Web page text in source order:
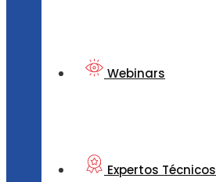
Webinars
Expertos Técnicos